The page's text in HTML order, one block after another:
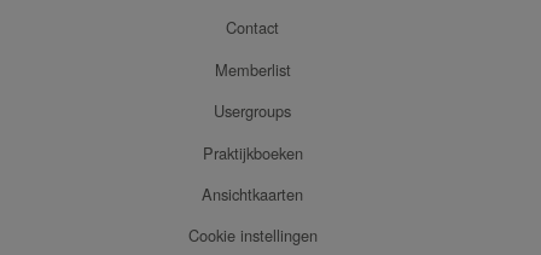
Contact
Memberlist
Usergroups
Praktijkboeken
Ansichtkaarten
Cookie instellingen